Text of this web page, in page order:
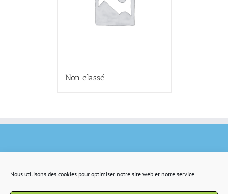
Nous utilisons des cookies pour optimiser notre site web et notre service.
Non classé